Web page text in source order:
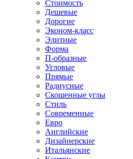
Стоимость
Дешевые
Дорогие
Эконом-класс
Элитные
Форма
П-образные
Угловые
Прямые
Радиусные
Скошенные углы
Стиль
Современные
Евро
Английские
Дизайнерские
Итальянские